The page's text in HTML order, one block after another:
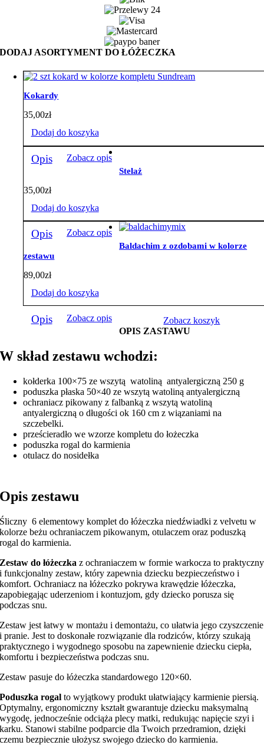
DODAJ ASORTYMENT DO ŁÓŻECZKA
Kokardy
35,00zł
Dodaj do koszyka
Opis Zobacz opis
Stelaż
35,00zł
Dodaj do koszyka
Opis Zobacz opis
Baldachim z ozdobami w kolorze
zestawu
89,00zł
Dodaj do koszyka
Opis Zobacz opis
Zobacz koszyk
OPIS ZASTAWU
W skład zestawu wchodzi:
kołderka 100×75 ze wszytą watoliną antyalergiczną 250 g
poduszka płaska 50×40 ze wszytą watoliną antyalergiczną
ochraniacz pikowany z falbanką z wszytą watoliną
antyalergiczną o długości ok 160 cm z wiązaniami na
szczebelki.
prześcieradło we wzorze kompletu do łożeczka
poduszka rogal do karmienia
otulacz do nosidełka
Opis zestawu
Śliczny 6 elementowy komplet do łóżeczka niedźwiadki z velvetu w
kolorze beżu ochraniaczem pikowanym, otulaczem oraz poduszką
rogal do karmienia.
Zestaw do łóżeczka z ochraniaczem w formie warkocza to praktyczny
i funkcjonalny zestaw, który zapewnia dziecku bezpieczeństwo i
komfort. Ochraniacz na łóżeczko pokrywa krawędzie łóżeczka,
zapobiegając uderzeniom i kontuzjom, gdy dziecko porusza się
podczas snu.
Zestaw jest łatwy w montażu i demontażu, co ułatwia jego czyszczenie
i pranie. Jest to doskonałe rozwiązanie dla rodziców, którzy szukają
praktycznego i wygodnego sposobu na zapewnienie dziecku ciepła,
komfortu i bezpieczeństwa podczas snu.
Zestaw pasuje do łóżeczka standardowego 120×60.
Poduszka rogal to wyjątkowy produkt ułatwiający karmienie piersią.
Optymalny, ergonomiczny kształt gwarantuje dziecku maksymalną
wygodę, jednocześnie odciąża plecy matki, redukując napięcie szyi i
karku. Stanowi stabilne podparcie dla Twoich przedramion, dzięki
czemu bezpiecznie ułożysz swojego dziecko do karmienia.